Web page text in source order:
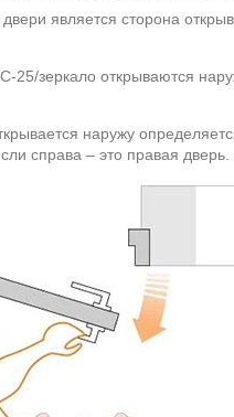
является сторона
25/зеркало открываются
наружу
справа – это правая дверь.